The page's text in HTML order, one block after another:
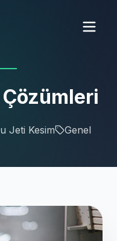
Jeti Kesim Genel